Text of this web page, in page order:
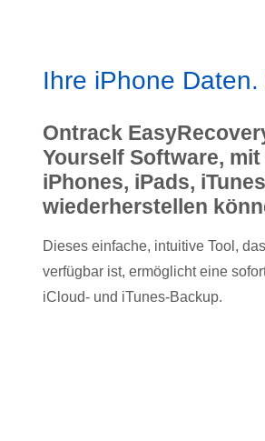
Ihre iPhone
Ontrack
Yourself Software,
iPhones, iPads,
wiederherstellen
Dieses einfache, intuitive Tool,
verfügbar ist, ermöglicht eine
iCloud- und iTunes-Backup.